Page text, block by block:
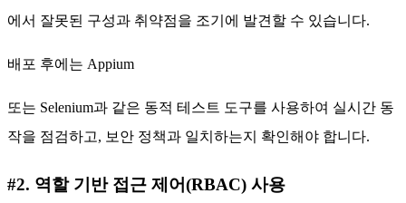
에서 잘못된 구성과 취약점을 조기에 발견할 수 있습니다.
배포 후에는 Appium
또는 Selenium과 같은 동적 테스트 도구를 사용하여 실시간 동
작을 점검하고, 보안 정책과 일치하는지 확인해야 합니다.
#2. 역할 기반 접근 제어(RBAC) 사용